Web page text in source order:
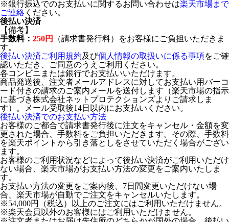
※銀行振込でのお支払いに関するお問い合わせは楽天市場まで
ご連絡 ください。
後払い決済
【備考】
手数料： 250円
（請求書発行料）をお客様にご負担いただきま
す。
後払い決済ご利用規約及び個人情報の取扱いに係る事項をご確
認いただき、ご同意のうえご利用ください。
各コンビニまたは銀行でお支払いいただけます。
商品発送後、注文者メールアドレスに対してお支払い用バーコ
ード付きの請求のご案内メールを送付します（楽天市場の指示
に基づき株式会社ネットプロテクションズよりご請求しま
す）。メール受取後14日以内にお支払いください。
後払い決済でのお支払い方法
お客様のご都合で請求書発行後に注文をキャンセル・金額を変
更された場合、手数料をご負担いただきます。その際、手数料
を楽天ポイントから引き落としをさせていただく場合がござい
ます。
お客様のご利用状況などによって後払い決済がご利用いただけ
ない場合、楽天市場がお支払い方法の変更をご案内いたしま
す。
お支払い方法の変更をご案内後、7日間変更いただけない場
合、楽天市場が自動でご注文をキャンセルいたします。
※54,000円（税込）以上のご注文にはご利用いただけません。
※楽天会員以外のお客様にはご利用いただけません。